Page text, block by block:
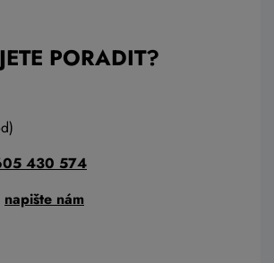
PORADIT?
430 574
napište nám